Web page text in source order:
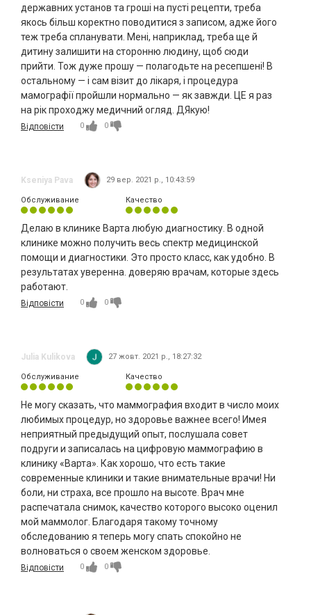
державних установ та гроші на пусті рецепти, треба
якось більш коректно поводитися з записом, адже його
теж треба спланувати. Мені, наприклад, треба ще й
дитину залишити на сторонню людину, щоб сюди
прийти. Тож дуже прошу — полагодьте на ресепшені! В
остальному — і сам візит до лікаря, і процедура
мамографії пройшли нормально — як завжди. ЦЕ я раз
на рік проходжу медичний огляд. ДЯкую!
Відповісти 0 0
Kseniya Pava 29 вер. 2021 р., 10:43:59
Обслуживание Качество
Делаю в клинике Варта любую диагностику. В одной
клинике можно получить весь спектр медицинской
помощи и диагностики. Это просто класс, как удобно. В
результатах уверенна. доверяю врачам, которые здесь
работают.
Відповісти 0 0
Julia Kulikova 27 жовт. 2021 р., 18:27:32
Обслуживание Качество
Не могу сказать, что маммография входит в число моих
любимых процедур, но здоровье важнее всего! Имея
неприятный предыдущий опыт, послушала совет
подруги и записалась на цифровую маммографию в
клинику «Варта». Как хорошо, что есть такие
современные клиники и такие внимательные врачи! Ни
боли, ни страха, все прошло на высоте. Врач мне
распечатала снимок, качество которого высоко оценил
мой маммолог. Благодаря такому точному
обследованию я теперь могу спать спокойно не
волноваться о своем женском здоровье.
Відповісти 0 0